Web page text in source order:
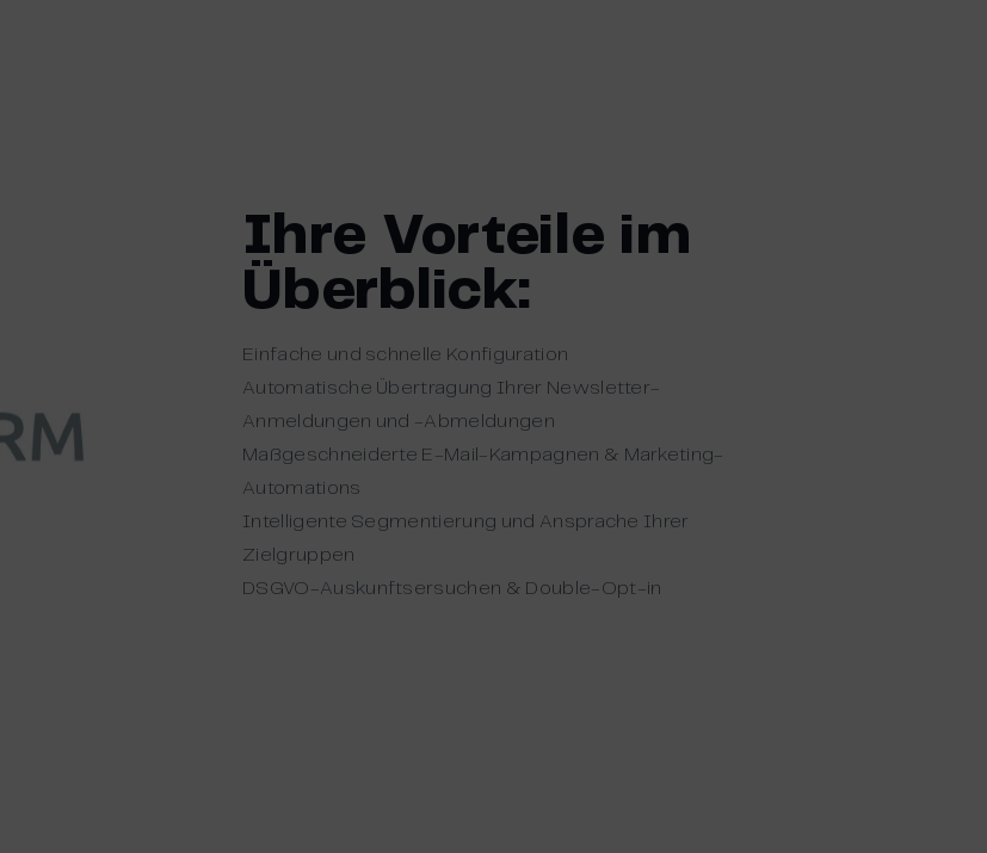
Ihre Vorteile im
Überblick:
Einfache und schnelle Konfiguration
Automatische Übertragung Ihrer Newsletter-
Anmeldungen und -Abmeldungen
Maßgeschneiderte E-Mail-Kampagnen & Marketing-
Automations
Intelligente Segmentierung und Ansprache Ihrer
Zielgruppen
DSGVO-Auskunftsersuchen & Double-Opt-in